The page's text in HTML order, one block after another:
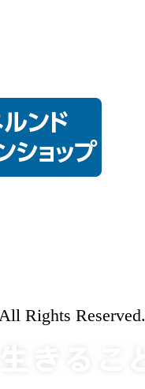
Rights Reserved.